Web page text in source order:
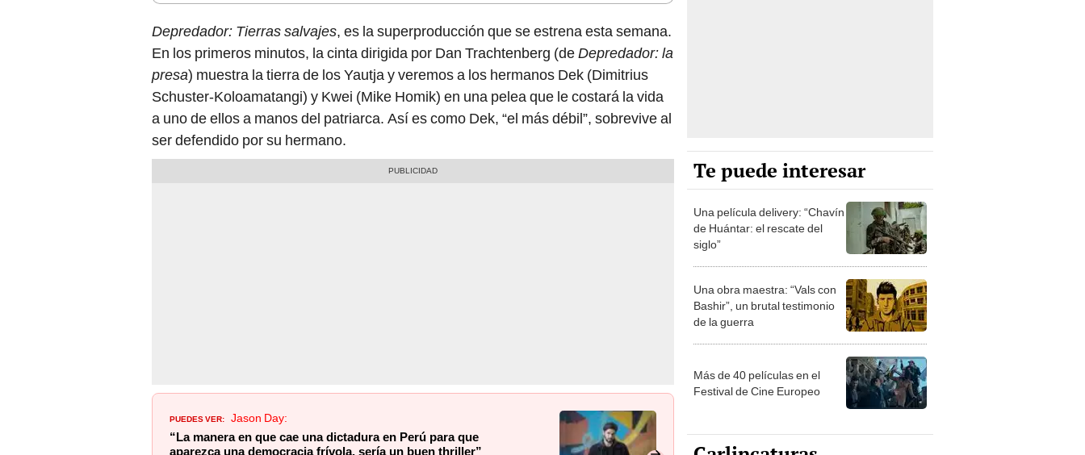
Depredador: Tierras salvajes, es la superproducción que se estrena esta semana.
En los primeros minutos, la cinta dirigida por Dan Trachtenberg (deDepredador: la
presa) muestra la tierra de los Yautja y veremos a los hermanos Dek (Dimitrius
Schuster-Koloamatangi) y Kwei (Mike Homik) en una pelea que le costará la vida
a uno de ellos a manos del patriarca. Así es como Dek, “el más débil”, sobrevive al
ser defendido por su hermano.
PUEDES VER: Jason Day:
“La manera en que cae una dictadura en Perú para que
aparezca una democracia frívola, sería un buen thriller”
Te puede interesar
Una película delivery: “Chavín
de Huántar: el rescate del
siglo”
Una obra maestra: “Vals con
Bashir”, un brutal testimonio
de la guerra
Más de 40 películas en el
Festival de Cine Europeo